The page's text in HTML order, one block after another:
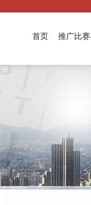
首页 推广比